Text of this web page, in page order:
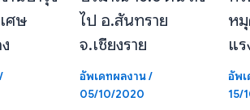
ศษ
/
ไป อ.สันทราย
จ.เชียงราย
อัพเดทผลงาน/
05/10/2020
ห
แ
อัพ
15/